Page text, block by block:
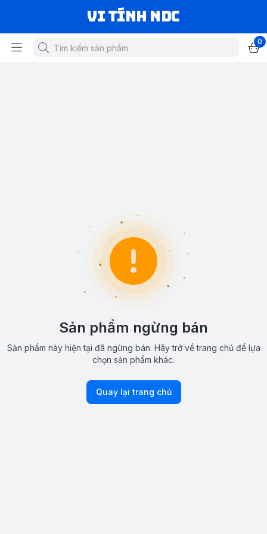
VI TÍNH NDC
0
Sản phẩm ngừng bán
Sản phẩm này hiện tại đã ngừng bán. Hãy trở về trang chủ để lựa
chọn sản phẩm khác.
Quay lại trang chủ